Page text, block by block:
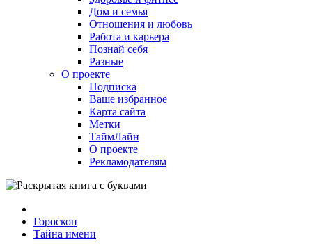
Дом и семья
Отношения и любовь
Работа и карьера
Познай себя
Разные
О проекте
Подписка
Ваше избранное
Карта сайта
Метки
ТаймЛайн
О проекте
Рекламодателям
Гороскоп
Тайна имени